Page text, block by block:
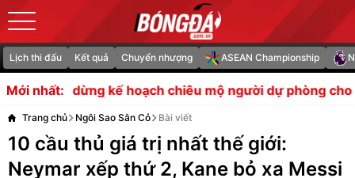
Lịch thi đấu Kết quả Chuyển nhượng ASEAN Championship
Mới nhất:
chiêu mộ người dự phòng cho Bruno Fernandes Sao
Trang chủ Ngôi Sao Sân Cỏ Bài viết
10 cầu thủ giá trị nhất thế giới:
Neymar xếp thứ 2, Kane bỏ xa Messi